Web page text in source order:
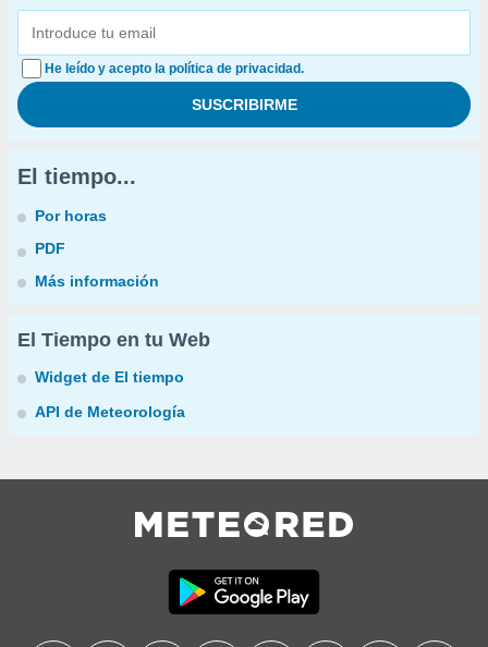
He leído y acepto la política de privacidad.
El tiempo...
Por horas
PDF
Más información
El Tiempo en tu Web
Widget de El tiempo
API de Meteorología